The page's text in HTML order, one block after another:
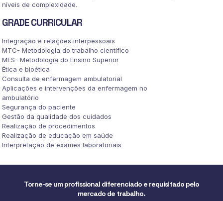
níveis de complexidade.
GRADE CURRICULAR
Integração e relações interpessoais
MTC- Metodologia do trabalho científico
MES- Metodologia do Ensino Superior
Ética e bioética
Consulta de enfermagem ambulatorial
Aplicações e intervenções da enfermagem no
ambulatório
Segurança do paciente
Gestão da qualidade dos cuidados
Realização de procedimentos
Realização de educação em saúde
Interpretação de exames laboratoriais
Torne-se um profissional diferenciado e requisitado pelo
mercado de trabalho.